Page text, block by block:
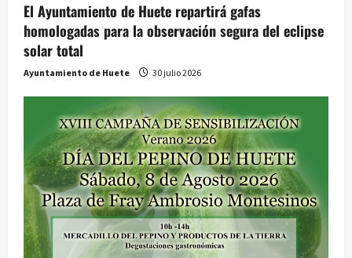
El Ayuntamiento de Huete repartirá gafas
homologadas para la observación segura del eclipse
solar total
Ayuntamiento de Huete 30 julio 2026